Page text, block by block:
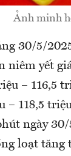
Ảnh minh
30/5/
niêm yết
– 116,5
– 118,5
ngày
loạt tăng